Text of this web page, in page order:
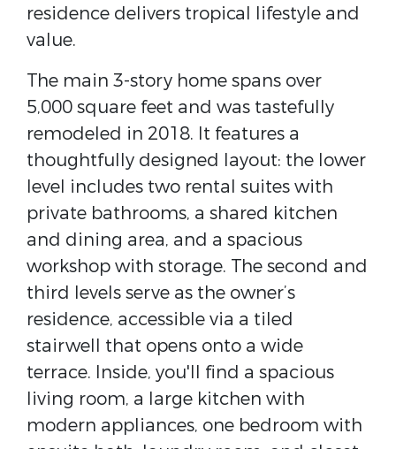
residence delivers tropical lifestyle and
value.
The main 3-story home spans over
5,000 square feet and was tastefully
remodeled in 2018. It features a
thoughtfully designed layout: the lower
level includes two rental suites with
private bathrooms, a shared kitchen
and dining area, and a spacious
workshop with storage. The second and
third levels serve as the owner’s
residence, accessible via a tiled
stairwell that opens onto a wide
terrace. Inside, you'll find a spacious
living room, a large kitchen with
modern appliances, one bedroom with